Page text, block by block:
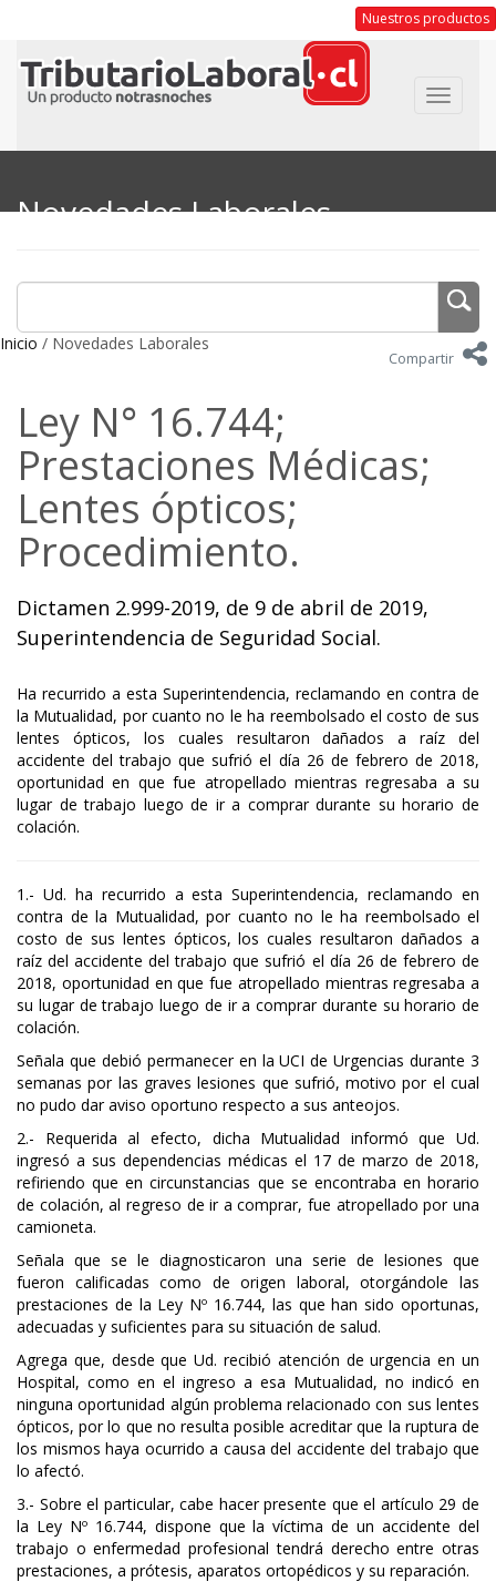
Nuestros productos
Toggle
Novedades Laborales
Inicio / Novedades Laborales
Compartir
Ley N° 16.744;
Prestaciones Médicas;
Lentes ópticos;
Procedimiento.
Dictamen 2.999-2019, de 9 de abril de 2019,
Superintendencia de Seguridad Social.
Ha recurrido a esta Superintendencia, reclamando en contra de
la Mutualidad, por cuanto no le ha reembolsado el costo de sus
lentes ópticos, los cuales resultaron dañados a raíz del
accidente del trabajo que sufrió el día 26 de febrero de 2018,
oportunidad en que fue atropellado mientras regresaba a su
lugar de trabajo luego de ir a comprar durante su horario de
colación.
1.- Ud. ha recurrido a esta Superintendencia, reclamando en
contra de la Mutualidad, por cuanto no le ha reembolsado el
costo de sus lentes ópticos, los cuales resultaron dañados a
raíz del accidente del trabajo que sufrió el día 26 de febrero de
2018, oportunidad en que fue atropellado mientras regresaba a
su lugar de trabajo luego de ir a comprar durante su horario de
colación.
Señala que debió permanecer en la UCI de Urgencias durante 3
semanas por las graves lesiones que sufrió, motivo por el cual
no pudo dar aviso oportuno respecto a sus anteojos.
2.- Requerida al efecto, dicha Mutualidad informó que Ud.
ingresó a sus dependencias médicas el 17 de marzo de 2018,
refiriendo que en circunstancias que se encontraba en horario
de colación, al regreso de ir a comprar, fue atropellado por una
camioneta.
Señala que se le diagnosticaron una serie de lesiones que
fueron calificadas como de origen laboral, otorgándole las
prestaciones de la Ley Nº 16.744, las que han sido oportunas,
adecuadas y suficientes para su situación de salud.
Agrega que, desde que Ud. recibió atención de urgencia en un
Hospital, como en el ingreso a esa Mutualidad, no indicó en
ninguna oportunidad algún problema relacionado con sus lentes
ópticos, por lo que no resulta posible acreditar que la ruptura de
los mismos haya ocurrido a causa del accidente del trabajo que
lo afectó.
3.- Sobre el particular, cabe hacer presente que el artículo 29 de
la Ley Nº 16.744, dispone que la víctima de un accidente del
trabajo o enfermedad profesional tendrá derecho entre otras
prestaciones, a prótesis, aparatos ortopédicos y su reparación.